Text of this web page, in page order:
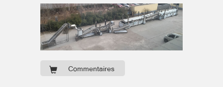
Commentaires